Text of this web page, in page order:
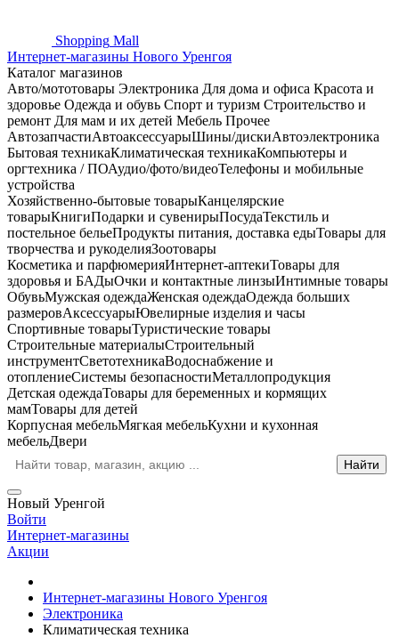
Shopping Mall
Интернет-магазины Нового Уренгоя
Каталог магазинов
Авто/мототовары Электроника Для дома и офиса Красота и
здоровье Одежда и обувь Спорт и туризм Строительство и
ремонт Для мам и их детей Мебель Прочее
АвтозапчастиАвтоаксессуарыШины/дискиАвтоэлектроника
Бытовая техникаКлиматическая техникаКомпьютеры и
оргтехника / ПОАудио/фото/видеоТелефоны и мобильные
устройства
Хозяйственно-бытовые товарыКанцелярские
товарыКнигиПодарки и сувенирыПосудаТекстиль и
постельное бельеПродукты питания, доставка едыТовары для
творчества и рукоделияЗоотовары
Косметика и парфюмерияИнтернет-аптекиТовары для
здоровья и БАДыОчки и контактные линзыИнтимные товары
ОбувьМужская одеждаЖенская одеждаОдежда больших
размеровАксессуарыЮвелирные изделия и часы
Спортивные товарыТуристические товары
Строительные материалыСтроительный
инструментСветотехникаВодоснабжение и
отоплениеСистемы безопасностиМеталлопродукция
Детская одеждаТовары для беременных и кормящих
мамТовары для детей
Корпусная мебельМягкая мебельКухни и кухонная
мебельДвери
Новый Уренгой
Войти
Интернет-магазины
Акции
Интернет-магазины Нового Уренгоя
Электроника
Климатическая техника